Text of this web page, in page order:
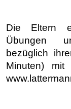
Die Eltern
Übungen
bezüglich
Minuten)